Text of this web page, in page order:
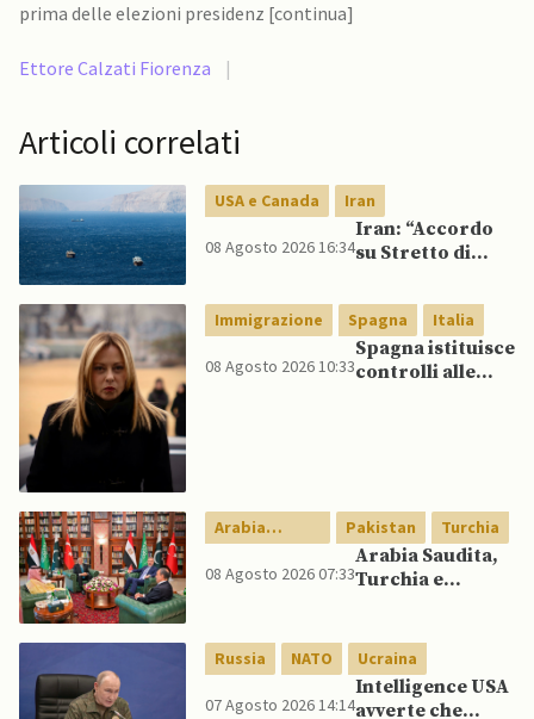
prima delle elezioni presidenz [continua]
Ettore Calzati Fiorenza |
Articoli correlati
USA e Canada Iran
08 Agosto 2026 16:34
Iran: “Accordo
su Stretto di
ma non aprirà il
canale”
Immigrazione Spagna Italia
08 Agosto 2026 10:33
Spagna istituisce
controlli alle
spagnoli
Arabia
Saudita
Pakistan Turchia
08 Agosto 2026 07:33
Arabia Saudita,
Turchia e
reciproca
Russia NATO Ucraina
07 Agosto 2026 14:14
Intelligence USA
avverte che